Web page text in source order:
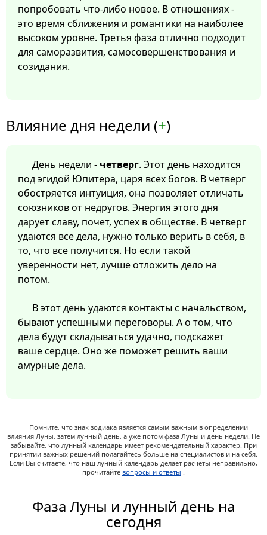
попробовать что-либо новое. В отношениях -
это время сближения и романтики на наиболее
высоком уровне. Третья фаза отлично подходит
для саморазвития, самосовершенствования и
созидания.
Влияние дня недели (+)
День недели - четверг. Этот день находится
под эгидой Юпитера, царя всех богов. В четверг
обостряется интуиция, она позволяет отличать
союзников от недругов. Энергия этого дня
дарует славу, почет, успех в обществе. В четверг
удаются все дела, нужно только верить в себя, в
то, что все получится. Но если такой
уверенности нет, лучше отложить дело на
потом.
В этот день удаются контакты с начальством,
бывают успешными переговоры. А о том, что
дела будут складываться удачно, подскажет
ваше сердце. Оно же поможет решить ваши
амурные дела.
Помните, что знак зодиака является самым важным в определении
влияния Луны, затем лунный день, а уже потом фаза Луны и день недели. Не
забывайте, что лунный календарь имеет рекомендательный характер. При
принятии важных решений полагайтесь больше на специалистов и на себя.
Если Вы считаете, что наш лунный календарь делает расчеты неправильно,
прочитайте вопросы и ответы .
Фаза Луны и лунный день на
сегодня